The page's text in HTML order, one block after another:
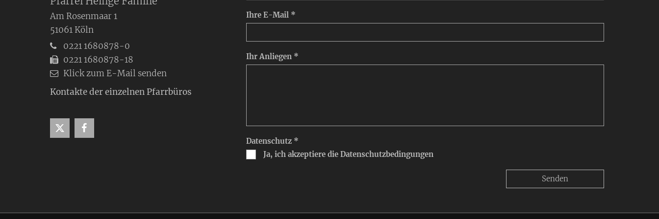
Ihre E-Mail *
Ihr Anliegen *
Datenschutz *
Ja, ich akzeptiere die Datenschutzbedingungen
Am Rosenmaar 1
51061 Köln
0221 1680878-0
0221 1680878-18
Klick zum E-Mail senden
Kontakte der einzelnen Pfarrbüros